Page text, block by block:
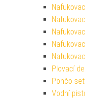
Plovací
Pončo
Vodní